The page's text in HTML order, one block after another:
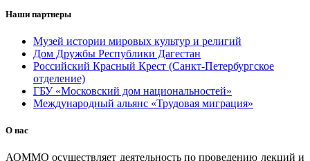
Наши партнеры
Музей истории мировых культур и религий
Дом Дружбы Республики Дагестан
Российский Красный Крест (Санкт-Петербургское
отделение)
ГБУ «Московский дом национальностей»
Международный альянс «Трудовая миграция»
О нас
АОММО осуществляет деятельность по проведению лекций и